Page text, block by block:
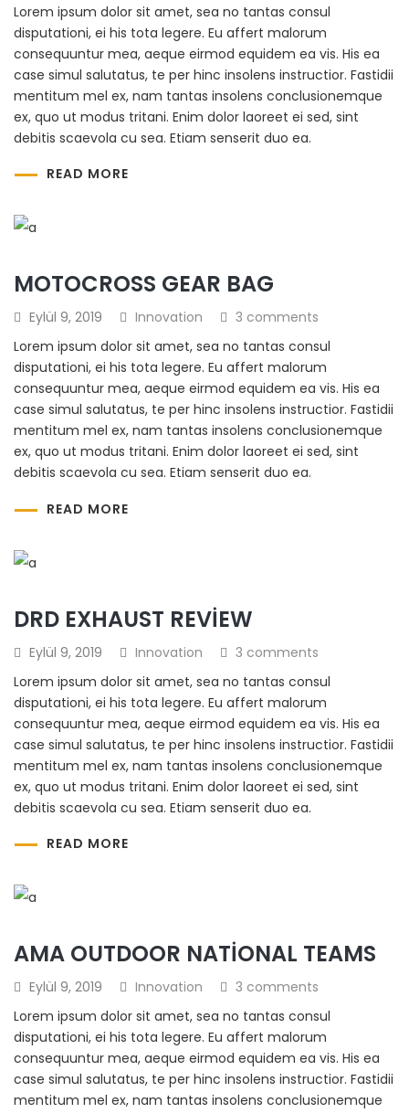
Lorem ipsum dolor sit amet, sea no tantas consul
disputationi, ei his tota legere. Eu affert malorum
consequuntur mea, aeque eirmod equidem ea vis. His ea
case simul salutatus, te per hinc insolens instructior. Fastidii
mentitum mel ex, nam tantas insolens conclusionemque
ex, quo ut modus tritani. Enim dolor laoreet ei sed, sint
debitis scaevola cu sea. Etiam senserit duo ea.
READ MORE
MOTOCROSS GEAR BAG
Eylül 9, 2019 Innovation
3 comments
Lorem ipsum dolor sit amet, sea no tantas consul
disputationi, ei his tota legere. Eu affert malorum
consequuntur mea, aeque eirmod equidem ea vis. His ea
case simul salutatus, te per hinc insolens instructior. Fastidii
mentitum mel ex, nam tantas insolens conclusionemque
ex, quo ut modus tritani. Enim dolor laoreet ei sed, sint
debitis scaevola cu sea. Etiam senserit duo ea.
READ MORE
DRD EXHAUST REVIEW
Eylül 9, 2019 Innovation
3 comments
Lorem ipsum dolor sit amet, sea no tantas consul
disputationi, ei his tota legere. Eu affert malorum
consequuntur mea, aeque eirmod equidem ea vis. His ea
case simul salutatus, te per hinc insolens instructior. Fastidii
mentitum mel ex, nam tantas insolens conclusionemque
ex, quo ut modus tritani. Enim dolor laoreet ei sed, sint
debitis scaevola cu sea. Etiam senserit duo ea.
READ MORE
AMA OUTDOOR NATIONAL TEAMS
Eylül 9, 2019 Innovation
3 comments
Lorem ipsum dolor sit amet, sea no tantas consul
disputationi, ei his tota legere. Eu affert malorum
consequuntur mea, aeque eirmod equidem ea vis. His ea
case simul salutatus, te per hinc insolens instructior. Fastidii
mentitum mel ex, nam tantas insolens conclusionemque